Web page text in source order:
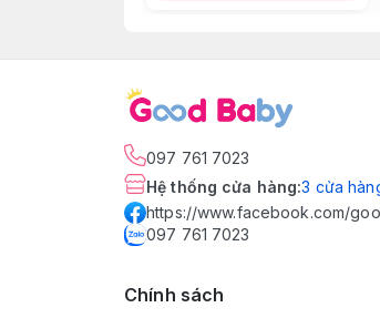
097 761 7023
Hệ thống cửa hàng:3 cửa
https://www.facebook.com/
097 761 7023
Chính sách